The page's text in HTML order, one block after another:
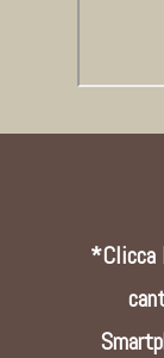
*Clicca